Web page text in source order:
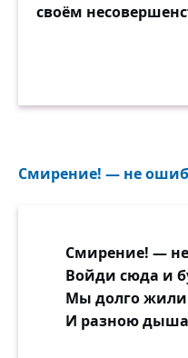
своём
Смирение! — не
Смирение! —
Войди сюда и
Мы долго
И разною